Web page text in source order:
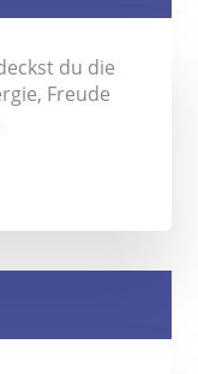
du die
Freude